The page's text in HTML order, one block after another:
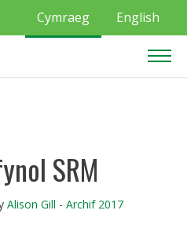
Cymraeg English
SRM
Alison Gill - Archif 2017